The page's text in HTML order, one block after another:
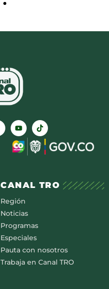
CANAL TRO
Región
Noticias
Programas
Especiales
Pauta con nosotros
Trabaja en Canal TRO